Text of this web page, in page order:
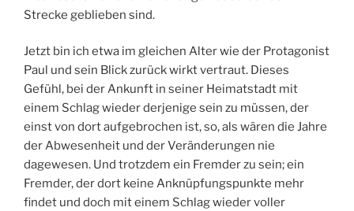
Strecke geblieben sind.
Jetzt bin ich etwa im gleichen Alter wie der Protagonist
Paul und sein Blick zurück wirkt vertraut. Dieses
Gefühl, bei der Ankunft in seiner Heimatstadt mit
einem Schlag wieder derjenige sein zu müssen, der
einst von dort aufgebrochen ist, so, als wären die Jahre
der Abwesenheit und der Veränderungen nie
dagewesen. Und trotzdem ein Fremder zu sein; ein
Fremder, der dort keine Anknüpfungspunkte mehr
findet und doch mit einem Schlag wieder voller